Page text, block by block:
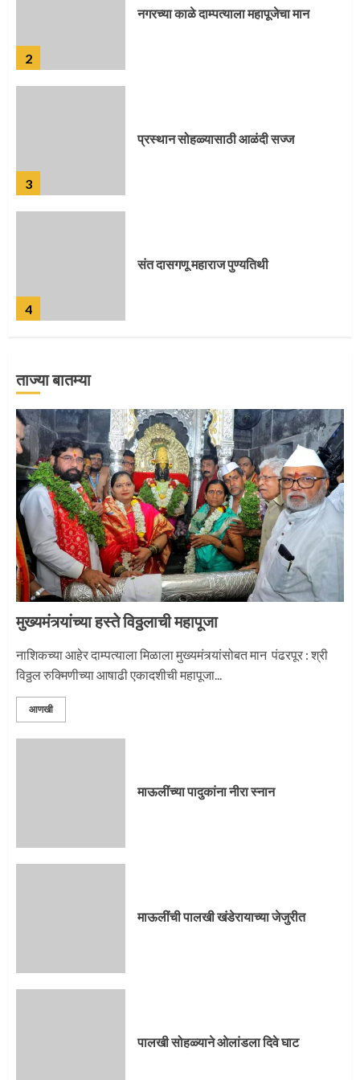
3
प्रस्थान सोहळ्यासाठी आळंदी सज्ज
4
संत दासगणू महाराज पुण्यतिथी
5
जवानाला मिळाला महापूजेचा मान
1
2
नगरच्या काळे दाम्पत्याला महापूजेचा मान
3
ताज्या बातम्या
मुख्यमंत्र्यांच्या हस्ते विठ्ठलाची महापूजा
नाशिकच्या आहेर दाम्पत्याला मिळाला मुख्यमंत्र्यांसोबत मान पंढरपूर : श्री
विठ्ठल रुक्मिणीच्या आषाढी एकादशीची महापूजा...
आणखी
माऊलींच्या पादुकांना नीरा स्नान
माऊलींची पालखी खंडेरायाच्या जेजुरीत
पालखी सोहळ्याने ओलांडला दिवे घाट